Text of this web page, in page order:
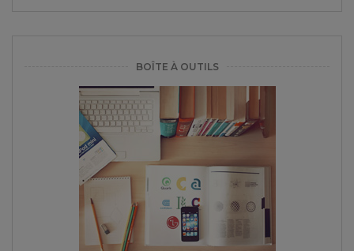
BOÎTE À OUTILS